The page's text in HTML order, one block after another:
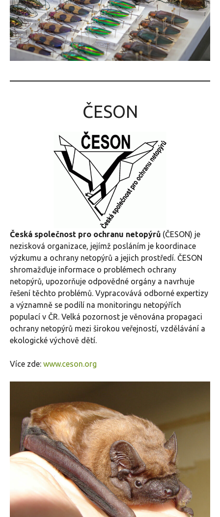
ČESON
Česká společnost pro ochranu netopýrů (ČESON) je
nezisková organizace, jejímž posláním je koordinace
výzkumu a ochrany netopýrů a jejich prostředí. ČESON
shromažďuje informace o problémech ochrany
netopýrů, upozorňuje odpovědné orgány a navrhuje
řešení těchto problémů. Vypracovává odborné expertizy
a významně se podílí na monitoringu netopýřích
populací v ČR. Velká pozornost je věnována propagaci
ochrany netopýrů mezi širokou veřejností, vzdělávání a
ekologické výchově dětí.
Více zde: www.ceson.org